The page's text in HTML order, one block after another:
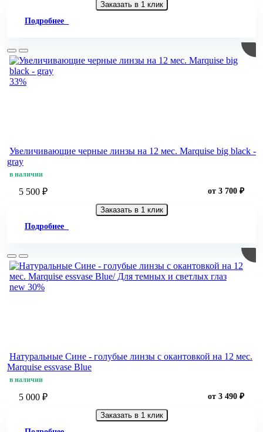
Заказать в 1 клик
Подробнее
33%
Увеличивающие черные линзы на 12 мес. Marquise big black -
gray
в наличии
5 500 ₽ от 3 700 ₽
Заказать в 1 клик
Подробнее
new 30%
Натуральные Сине - голубые линзы c окантовкой на 12 мес.
Marquise essvase Blue
в наличии
5 000 ₽ от 3 490 ₽
Заказать в 1 клик